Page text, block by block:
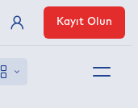
Üye Girişi
Kayıt Olun